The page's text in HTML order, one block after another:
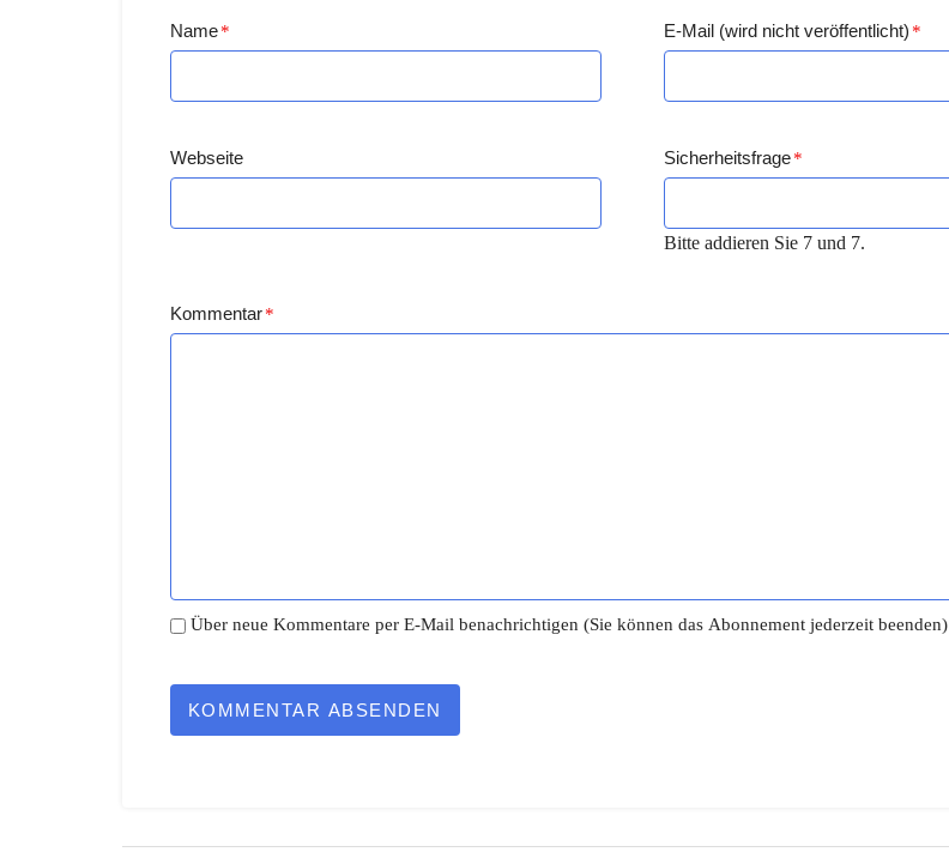
Name* E-Mail (wird nicht veröffentlicht) *
Webseite Sicherheitsfrage *
Bitte addieren Sie 7 und 7.
Kommentar*
Über neue Kommentare per E-Mail benachrichtigen (Sie können das Abonnement jederzeit beenden)
KOMMENTAR ABSENDEN